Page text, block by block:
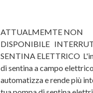
ATTUALMEMTE NON
DISPONIBILE
SENTINA ELETTRICO
di sentina a campo
automatizza e rende più